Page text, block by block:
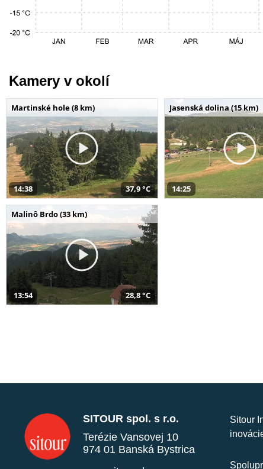
Kamery v okolí
Martinské hole (8 km)
14:38 37,9 °C
Jasenská dolina (15 km)
14:25
Malinô Brdo (33 km)
13:54 28,8 °C
SITOUR spol. s r.o.
Terézie Vansovej 10
974 01 Banská Bystrica
Sitour